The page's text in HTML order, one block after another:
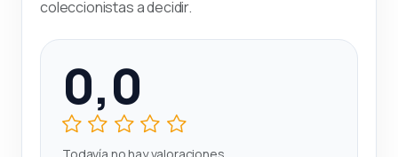
coleccionistas a decidir.
0,0